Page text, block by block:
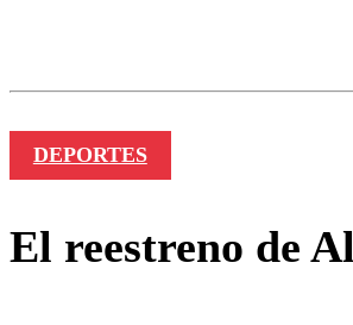
DEPORTES
El reestreno de